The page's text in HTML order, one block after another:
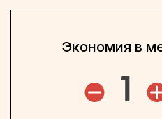
Экономия в
1